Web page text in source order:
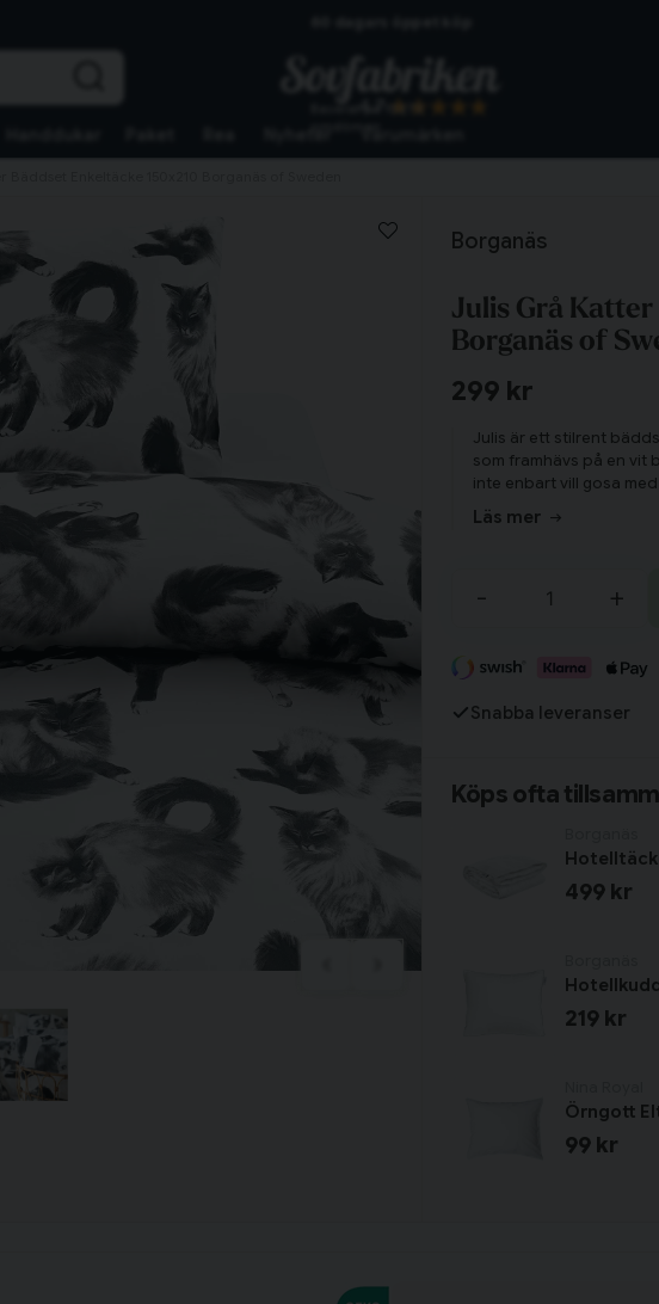
Skickas från lagret i Vinslöv
Snabba leveranser
Borganäs
Julis Grå Katter
Borganäs of
299 kr
Julis är ett stilrent
som framhävs på en
inte enbart vill gosa
drömmarna och njut av
Läs mer
- +
Snabba leveranser
Köps ofta
499 kr
219 kr
Örngott
99 kr
Har du alla tillbehör?
Fortsätt handla